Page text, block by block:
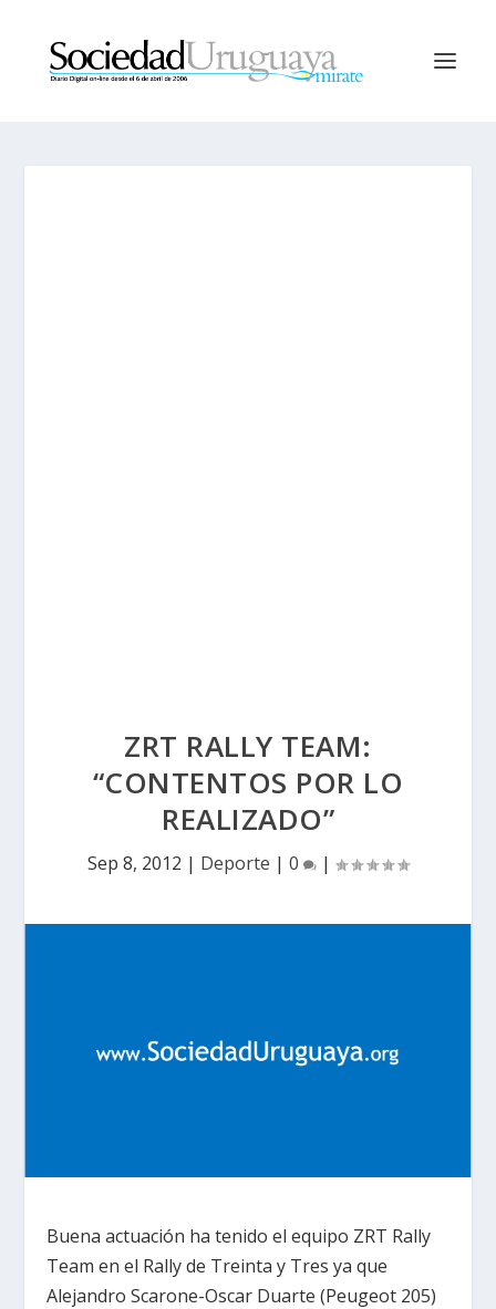
ZRT RALLY TEAM:
“CONTENTOS POR LO
REALIZADO”
Sep 8, 2012 | Deporte | 0 |
Buena actuación ha tenido el equipo ZRT Rally
Team en el Rally de Treinta y Tres ya que
Alejandro Scarone-Oscar Duarte (Peugeot 205)